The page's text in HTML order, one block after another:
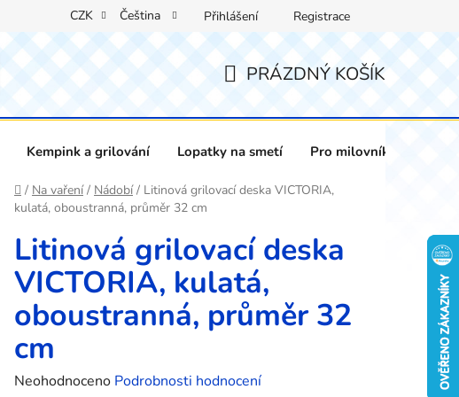
CZK Čeština Přihlášení Registrace
NÁKUPNÍ
PRÁZDNÝ KOŠÍK
Kempink a grilování Lopatky na smetí Pro milovníky vína
Domů
/ Na vaření / Nádobí / Litinová grilovací deska VICTORIA,
kulatá, oboustranná, průměr 32 cm
Litinová grilovací deska
VICTORIA, kulatá,
oboustranná, průměr 32
cm
Průměrné
Neohodnoceno Podrobnosti hodnocení